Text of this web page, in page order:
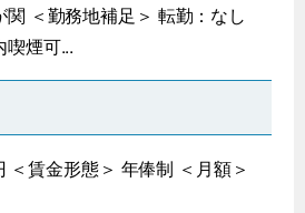
＜勤務地補足＞ 転勤：なし
喫煙可...
＜賃金形態＞ 年俸制 ＜月額＞